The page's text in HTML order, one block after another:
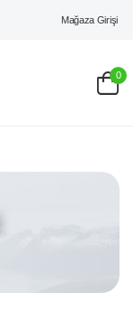
Mağaza Girişi
0